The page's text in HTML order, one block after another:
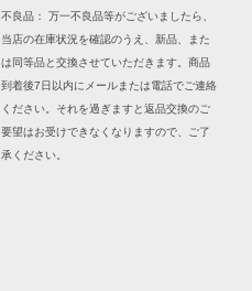
不良品： 万一不良品等がございましたら、
当店の在庫状況を確認のうえ、新品、また
は同等品と交換させていただきます。商品
到着後7日以内にメールまたは電話でご連絡
ください。それを過ぎますと返品交換のご
要望はお受けできなくなりますので、ご了
承ください。